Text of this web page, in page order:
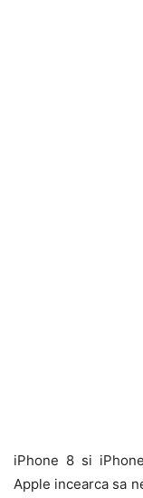
iPhone 8 si
Apple incearca sa